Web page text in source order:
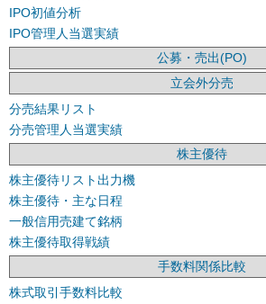
IPO初値分析
IPO管理人当選実績
公募・売出(PO)
立会外分売
分売結果リスト
分売管理人当選実績
株主優待
株主優待リスト出力機
株主優待・主な日程
一般信用売建て銘柄
株主優待取得戦績
手数料関係比較
株式取引手数料比較